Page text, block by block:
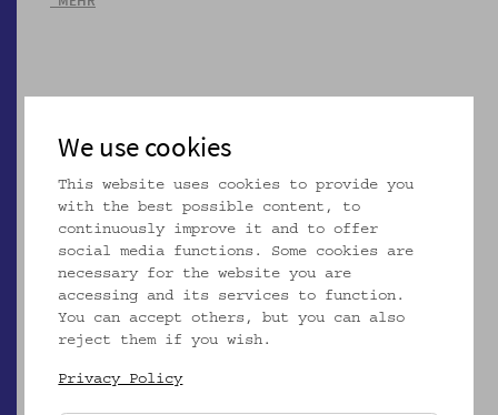
_MEHR
We use cookies
This website uses cookies to provide you
with the best possible content, to
continuously improve it and to offer
social media functions. Some cookies are
necessary for the website you are
accessing and its services to function.
You can accept others, but you can also
reject them if you wish.
Privacy Policy